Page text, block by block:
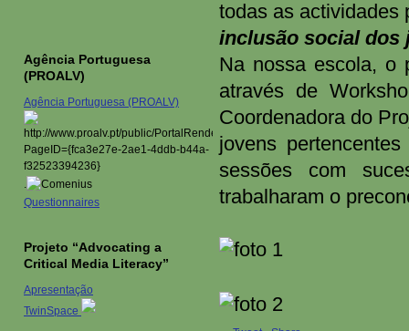
todas as actividades
inclusão social dos
Na nossa escola, o
através de
Coordenadora do
jovens
sessões com
trabalharam o
Agência Portuguesa
(PROALV)
Agência Portuguesa (PROALV)
.
Questionnaires
Projeto “Advocating a
Critical Media Literacy”
Apresentação
TwinSpace